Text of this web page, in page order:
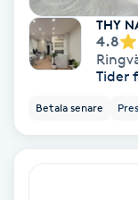
Manikyr & Pedikyr
THY
4.8
Tider
Betala senare